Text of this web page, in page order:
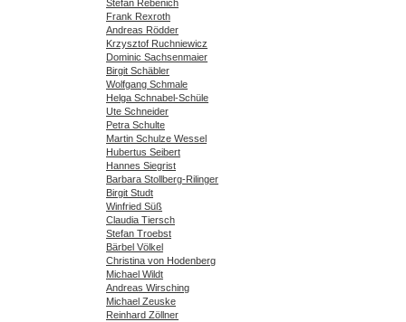
Stefan Rebenich
Frank Rexroth
Andreas Rödder
Krzysztof Ruchniewicz
Dominic Sachsenmaier
Birgit Schäbler
Wolfgang Schmale
Helga Schnabel-Schüle
Ute Schneider
Petra Schulte
Martin Schulze Wessel
Hubertus Seibert
Hannes Siegrist
Barbara Stollberg-Rilinger
Birgit Studt
Winfried Süß
Claudia Tiersch
Stefan Troebst
Bärbel Völkel
Christina von Hodenberg
Michael Wildt
Andreas Wirsching
Michael Zeuske
Reinhard Zöllner